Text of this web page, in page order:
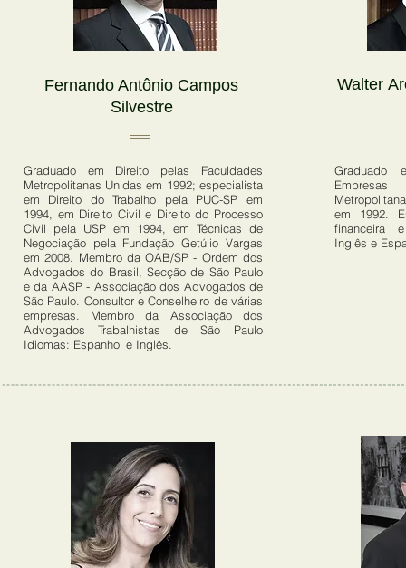
Fernando Antônio Campos
Silvestre
Graduado em Direito pelas Faculdades
Metropolitanas Unidas em 1992; especialista
em Direito do Trabalho pela PUC-SP em
1994, em Direito Civil e Direito do Processo
Civil pela USP em 1994, em Técnicas de
Negociação pela Fundação Getúlio Vargas
em 2008. Membro da OAB/SP - Ordem dos
Advogados do Brasil, Secção de São Paulo
e da AASP - Associação dos Advogados de
São Paulo. Consultor e Conselheiro de várias
empresas. Membro da Associação dos
Advogados Trabalhistas de São Paulo
Idiomas: Espanhol e Inglês.
Walter
Graduado
em 1992.
financeira
Inglês e